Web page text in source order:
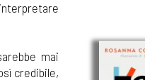
mai
credibile,